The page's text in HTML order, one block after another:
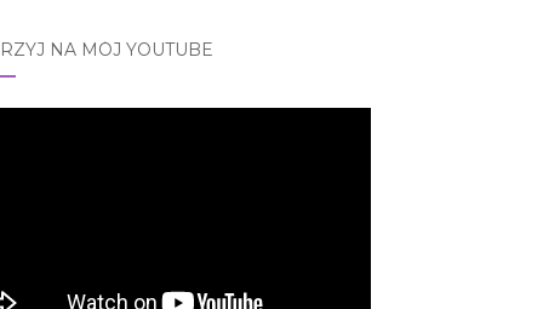
NA MÓJ YOUTUBE